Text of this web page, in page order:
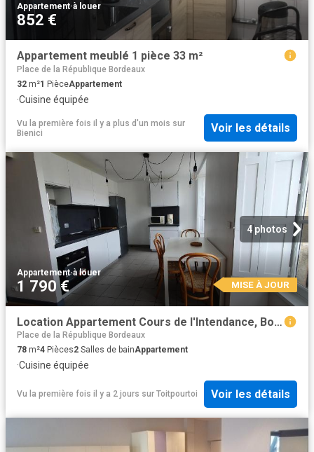
Appartement·à louer
852 €
Appartement meublé 1 pièce 33 m²
Place de la République Bordeaux
32 m²1 PièceAppartement
·Cuisine équipée
Vu la première fois il y a plus d'un mois sur
Bienici
Voir les détails
4 photos
Appartement·à louer
1 790 € MISE À JOUR
Location Appartement Cours de l'Intendance, Bordeaux
Place de la République Bordeaux
78 m²4 Pièces2 Salles de bainAppartement
·Cuisine équipée
Vu la première fois il y a 2 jours sur Toitpourtoi Voir les détails